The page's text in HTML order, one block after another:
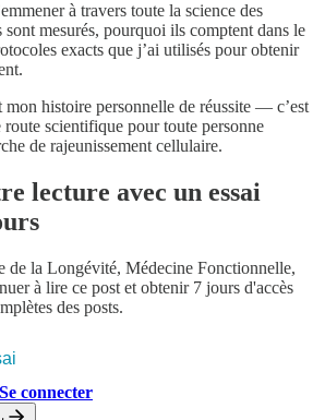
à travers toute la science des
mesurés, pourquoi ils comptent dans le
exacts que j’ai utilisés pour obtenir
mon histoire personnelle de réussite — c’est
scientifique pour toute personne
de rajeunissement cellulaire.
lecture avec un essai
de la Longévité, Médecine Fonctionnelle,
à lire ce post et obtenir 7 jours d'accès
des posts.
Se connecter